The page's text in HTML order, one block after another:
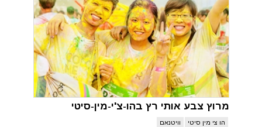
מרוץ צבע אותי רץ בהו-צ'י-מין-סיטי
הו צי מין סיטי וויטנאם